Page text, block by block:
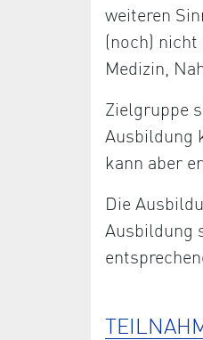
weiteren
(noch)
Medizin,
Zielgruppe
Ausbildung
kann aber
Die
Ausbildung